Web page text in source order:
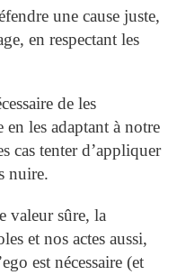
une cause juste,
en respectant les
de les
les adaptant à notre
cas tenter d’appliquer
nuire.
valeur sûre, la
et nos actes aussi,
est nécessaire (et